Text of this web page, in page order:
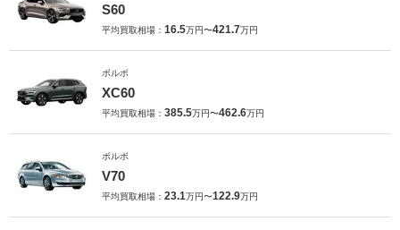
S60
平均買取相場： 16.5万円〜421.7万円
ボルボ
XC60
平均買取相場： 385.5万円〜462.6万円
ボルボ
V70
平均買取相場： 23.1万円〜122.9万円